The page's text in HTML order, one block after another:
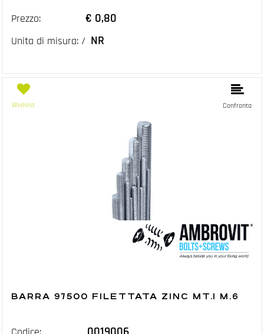
Prezzo: € 0,80
Unita di misura: / NR
Wishlist Confronta
BARRA 97500 FILETTATA ZINC MT.1 M.6